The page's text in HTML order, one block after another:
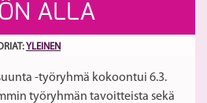
ALLA
YLEINEN
-työryhmä kokoontui 6.3.
työryhmän tavoitteista sekä